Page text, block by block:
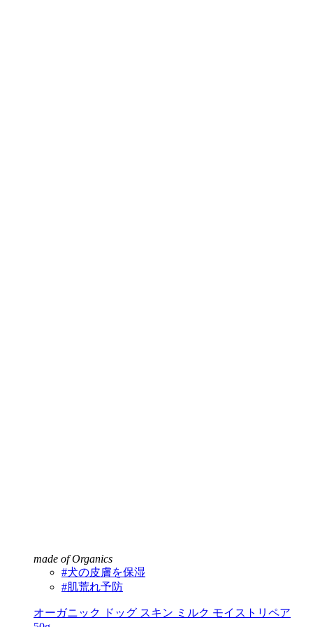
made of Organics
#犬の皮膚を保湿
#肌荒れ予防
オーガニック ドッグ スキン ミルク モイストリペア